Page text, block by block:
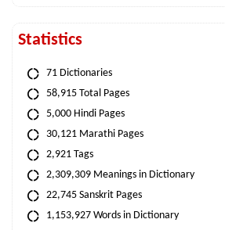
Statistics
71 Dictionaries
58,915 Total Pages
5,000 Hindi Pages
30,121 Marathi Pages
2,921 Tags
2,309,309 Meanings in Dictionary
22,745 Sanskrit Pages
1,153,927 Words in Dictionary